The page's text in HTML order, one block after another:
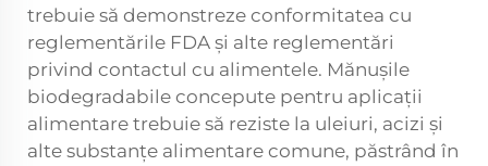
trebuie să demonstreze conformitatea cu
reglementările FDA și alte reglementări
privind contactul cu alimentele. Mănușile
biodegradabile concepute pentru aplicații
alimentare trebuie să reziste la uleiuri, acizi și
alte substanțe alimentare comune, păstrând în